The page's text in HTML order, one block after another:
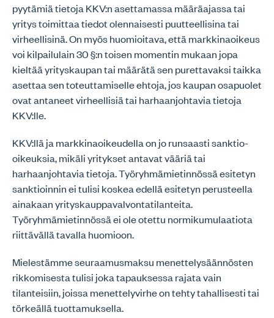
pyytämiä tietoja KKV:n asettamassa määräajassa tai
yritys toimittaa tiedot olennaisesti puutteellisina tai
virheellisinä. On myös huomioitava, että markkinaoikeus
voi kilpailulain 30 §:n toisen momentin mukaan jopa
kieltää yrityskaupan tai määrätä sen purettavaksi taikka
asettaa sen toteuttamiselle ehtoja, jos kaupan osapuolet
ovat antaneet virheellisiä tai harhaanjohtavia tietoja
KKV:lle.
KKV:llä ja markkinaoikeudella on jo runsaasti sanktio-
oikeuksia, mikäli yritykset antavat vääriä tai
harhaanjohtavia tietoja. Työryhmämietinnössä esitetyn
sanktioinnin ei tulisi koskea edellä esitetyn perusteella
ainakaan yrityskauppavalvontatilanteita.
Työryhmämietinnössä ei ole otettu normikumulaatiota
riittävällä tavalla huomioon.
Mielestämme seuraamusmaksu menettelysäännösten
rikkomisesta tulisi joka tapauksessa rajata vain
tilanteisiin, joissa menettelyvirhe on tehty tahallisesti tai
törkeällä tuottamuksella.